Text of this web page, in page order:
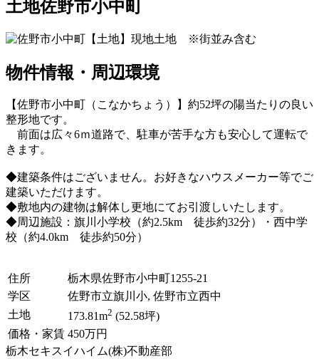
土地佐野市小中町
物件情報・周辺環境
【佐野市小中町（こなかちょう）】約52坪の陽当たりの良い
整形地です。
前面は広々6ｍ道路で、駐車が苦手な方も安心して運転で
きます。
◆建築条件はございません。お好きなハウスメーカー等でご
建築いただけます。
◆敷地内の建物は解体し更地にてお引渡しいたします。
◆周辺施設：旗川小学校（約2.5km 徒歩約32分）・西中学
校（約4.0km 徒歩約50分）
住所
栃木県佐野市小中町1255-21
学区
佐野市立旗川小, 佐野市立西中
土地
173.81m2 (52.58坪)
価格・家賃 450万円
栃木セキスイハイム(株)不動産部